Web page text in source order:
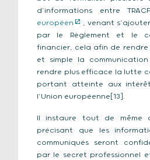
d’informations entre
européen
, venant
par le Règlement et le
financier, cela afin de rendre
et simple la
rendre plus efficace la lutte
portant atteinte aux
l’Union européenne[13].
Il instaure tout de même
précisant que les
communiqués seront
par le secret professionnel